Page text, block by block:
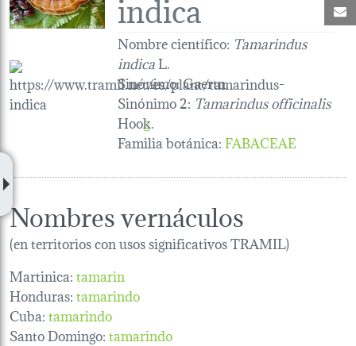
Nombre científico: Tamarindus
indicaL.
Sinónimo:Gaertn.
Sinónimo 2: Tamarindus officinalis
Hook.
Familia botánica:FABACEAE
Nombres vernáculos
(en territorios con usos significativos TRAMIL)
Martinica:tamarin
Honduras:tamarindo
Cuba:tamarindo
Santo Domingo:tamarindo